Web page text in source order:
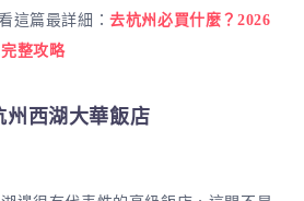
這篇最詳細：去杭州必買什麼？2026
整攻略
州西湖大華飯店